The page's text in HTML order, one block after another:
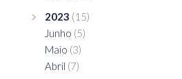
2023 (15)
Junho (5)
Maio (3)
Abril (7)